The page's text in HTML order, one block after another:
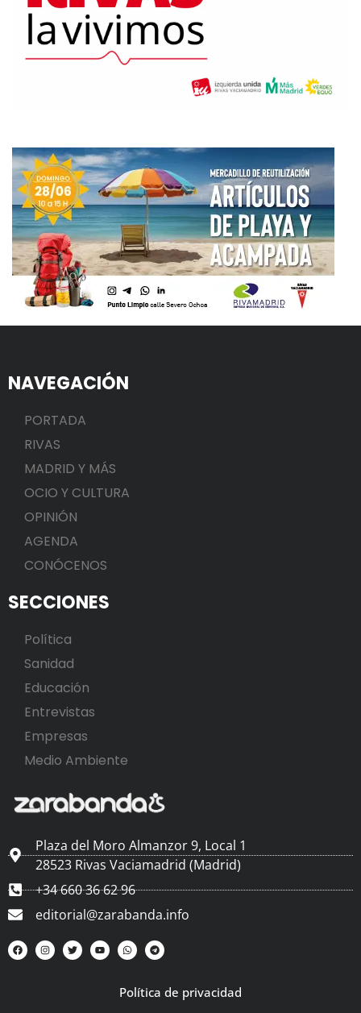
NAVEGACIÓN
PORTADA
RIVAS
MADRID Y MÁS
OCIO Y CULTURA
OPINIÓN
AGENDA
CONÓCENOS
SECCIONES
Política
Sanidad
Educación
Entrevistas
Empresas
Medio Ambiente
Plaza del Moro Almanzor 9, Local 1
28523 Rivas Vaciamadrid (Madrid)
+34 660 36 62 96
editorial@zarabanda.info
Política de privacidad